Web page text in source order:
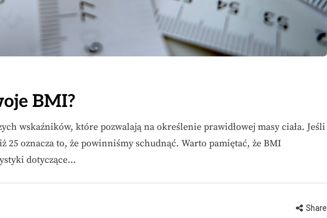
BMI?
wskaźników, które pozwalają na określenie prawidłowej masy ciała. Jeśli
25 oznacza to, że powinniśmy schudnąć. Warto pamiętać, że BMI
dotyczące…
Share